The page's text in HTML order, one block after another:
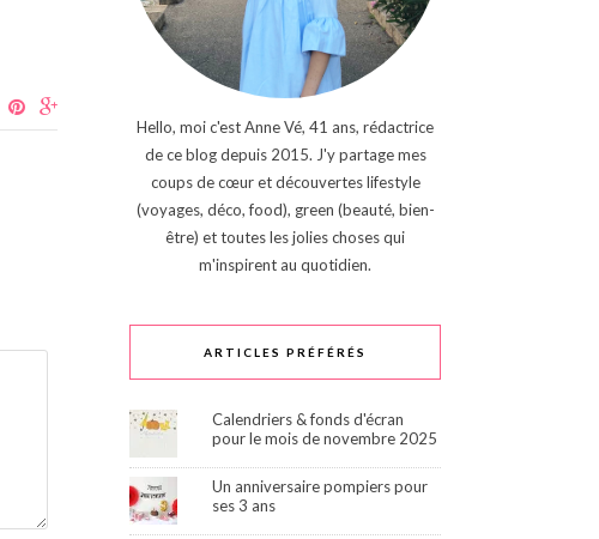
Hello, moi c'est Anne Vé, 41 ans, rédactrice
de ce blog depuis 2015. J'y partage mes
coups de cœur et découvertes lifestyle
(voyages, déco, food), green (beauté, bien-
être) et toutes les jolies choses qui
m'inspirent au quotidien.
ARTICLES PRÉFÉRÉS
Calendriers & fonds d'écran
pour le mois de novembre 2025
Un anniversaire pompiers pour
ses 3 ans